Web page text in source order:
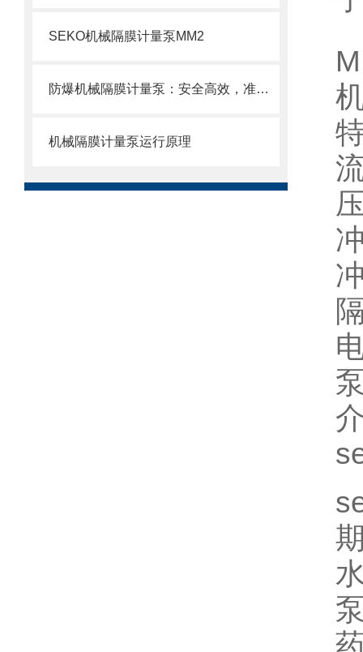
SEKO机械隔膜计量泵MM2
防爆机械隔膜计量泵：安全高效，准确计量新选择
机械隔膜计量泵运行原理